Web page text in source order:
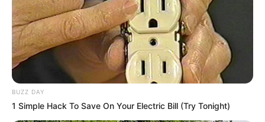
BUZZ DAY
1 Simple Hack To Save On Your Electric Bill (Try Tonight)